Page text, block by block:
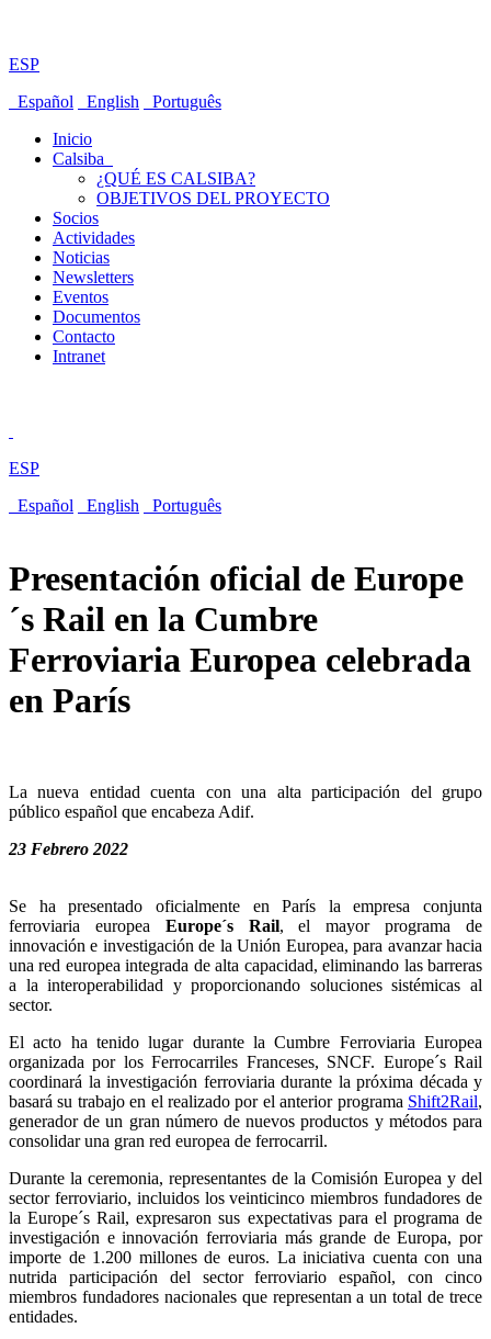
ESP
Español
English
Português
Inicio
Calsiba
¿QUÉ ES CALSIBA?
OBJETIVOS DEL PROYECTO
Socios
Actividades
Noticias
Newsletters
Eventos
Documentos
Contacto
Intranet
ESP
Español
English Português
Presentación oficial de Europe
´s Rail en la Cumbre
Ferroviaria Europea celebrada
en París
La nueva entidad cuenta con una alta participación del grupo
público español que encabeza Adif.
23 Febrero 2022
Se ha presentado oficialmente en París la empresa conjunta
ferroviaria europea Europe´s Rail, el mayor programa de
innovación e investigación de la Unión Europea, para avanzar hacia
una red europea integrada de alta capacidad, eliminando las barreras
a la interoperabilidad y proporcionando soluciones sistémicas al
sector.
El acto ha tenido lugar durante la Cumbre Ferroviaria Europea
organizada por los Ferrocarriles Franceses, SNCF. Europe´s Rail
coordinará la investigación ferroviaria durante la próxima década y
basará su trabajo en el realizado por el anterior programa Shift2Rail,
generador de un gran número de nuevos productos y métodos para
consolidar una gran red europea de ferrocarril.
Durante la ceremonia, representantes de la Comisión Europea y del
sector ferroviario, incluidos los veinticinco miembros fundadores de
la Europe´s Rail, expresaron sus expectativas para el programa de
investigación e innovación ferroviaria más grande de Europa, por
importe de 1.200 millones de euros. La iniciativa cuenta con una
nutrida participación del sector ferroviario español, con cinco
miembros fundadores nacionales que representan a un total de trece
entidades.